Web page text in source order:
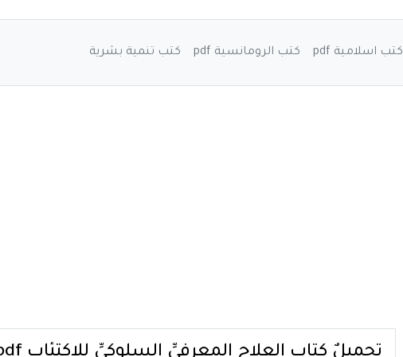
كتب اسلامية pdf كتب الرومانسية pdf كتب تنمية بشرية
تحميلٌ كتابِ العلاجِ المعرفيِّ السلوكيِّ للاكتئابِ pdf بقلمِ صباحِ السقّا